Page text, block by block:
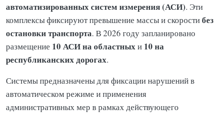
автоматизированных систем измерения (АСИ). Эти
комплексы фиксируют превышение массы и скоростибез
остановки транспорта. В 2026 году запланировано
размещение 10 АСИ на областныхи 10 на
республиканских дорогах.
Системы предназначены для фиксации нарушений в
автоматическом режиме и применения
административных мер в рамках действующего